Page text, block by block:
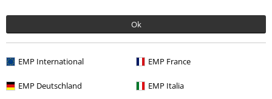
Ok
EMP International EMP France
EMP Deutschland EMP Italia